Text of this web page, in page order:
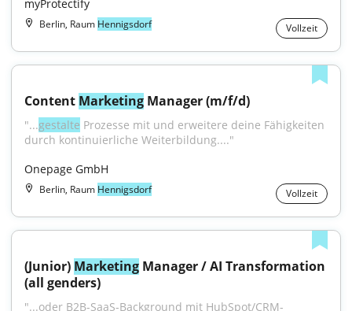
myProtectify
Berlin, Raum Hennigsdorf Vollzeit
Content Marketing Manager (m/f/d)
"...gestalte Prozesse mit und erweitere deine Fähigkeiten
durch kontinuierliche Weiterbildung...."
Onepage GmbH
Berlin, Raum Hennigsdorf Vollzeit
(Junior) Marketing Manager / AI Transformation
(all genders)
"...oder B2B-SaaS-Background mit HubSpot/CRM-